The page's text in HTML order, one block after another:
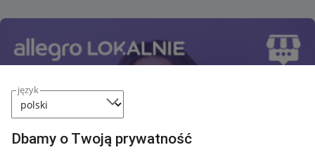
język
Dbamy o Twoją prywatność